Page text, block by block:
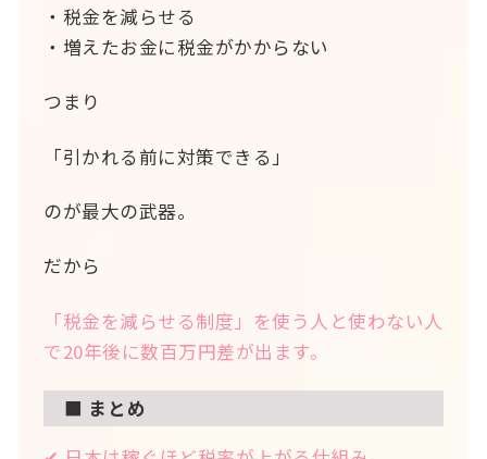
・税金を減らせる
・増えたお金に税金がかからない
つまり
「引かれる前に対策できる」
のが最大の武器。
だから
「税金を減らせる制度」を使う人と使わない人
で20年後に数百万円差が出ます。
■ まとめ